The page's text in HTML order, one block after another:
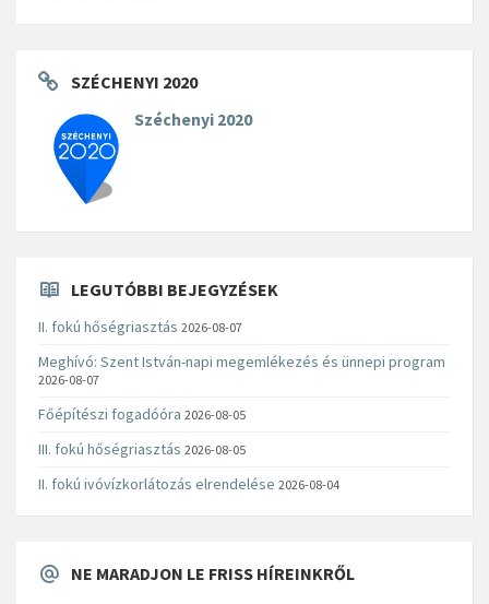
SZÉCHENYI 2020
Széchenyi 2020
LEGUTÓBBI BEJEGYZÉSEK
II. fokú hőségriasztás 2026-08-07
Meghívó: Szent István-napi megemlékezés és ünnepi program
2026-08-07
Főépítészi fogadóóra 2026-08-05
III. fokú hőségriasztás 2026-08-05
II. fokú ivóvízkorlátozás elrendelése 2026-08-04
NE MARADJON LE FRISS HÍREINKRŐL